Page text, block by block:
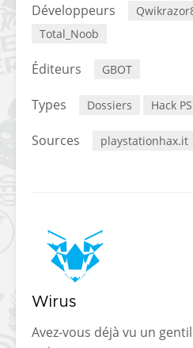
Développeurs
Total_Noob
Éditeurs GBOT
Types Dossiers Hack
Sources playstationhax.it
Wirus
Avez-vous déjà vu un